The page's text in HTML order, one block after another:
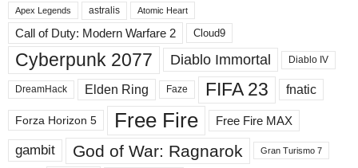
е
а
д
е
ы
Apex Legends astralis Atomic Heart
Call of Duty: Modern Warfare 2 Cloud9
Cyberpunk 2077 Diablo Immortal Diablo IV
DreamHack Elden Ring Faze FIFA 23 fnatic
Forza Horizon 5 Free Fire Free Fire MAX
gambit God of War: Ragnarok Gran Turismo 7